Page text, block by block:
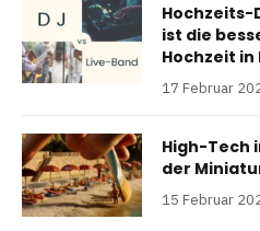
Hochzeits-
ist die
Hochzeit in
17 Februar
High-Tech
der
15 Februar